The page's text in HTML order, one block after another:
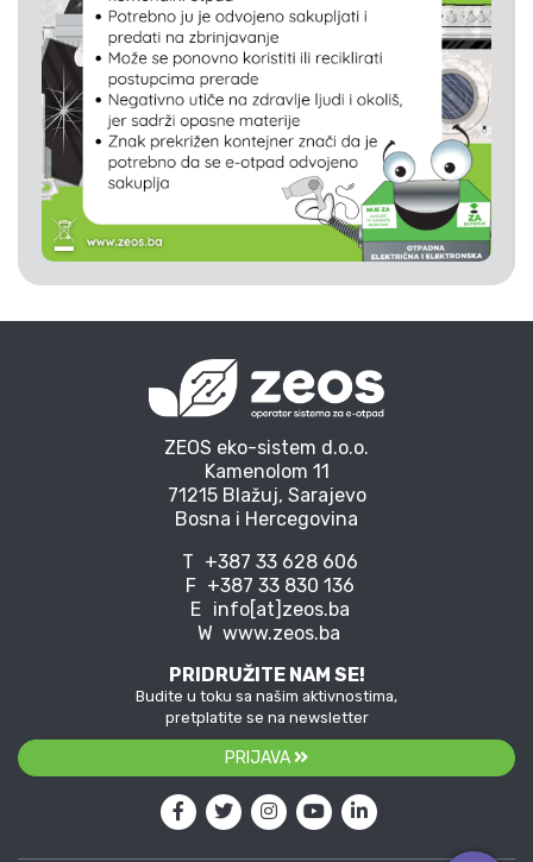
ZEOS eko-sistem d.o.o.
Kamenolom 11
71215 Blažuj, Sarajevo
Bosna i Hercegovina
T +387 33 628 606
F +387 33 830 136
E info[at]zeos.ba
W www.zeos.ba
PRIDRUŽITE NAM SE!
Budite u toku sa našim aktivnostima,
pretplatite se na newsletter
PRIJAVA